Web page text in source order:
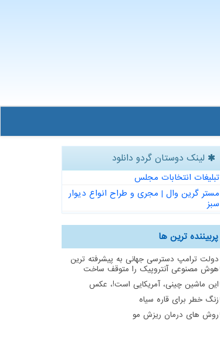
لینک دوستان گردو دانلود
تبلیغات انتخابات مجلس
مستر گرین وال | مجری و طراح انواع دیوار
سبز
پربیننده ترین ها
دولت ترامپ دسترسی جهانی به پیشرفته ترین
هوش مصنوعی آنتروپیک را متوقف ساخت
این ماشین چینی، آمریکایی است!، عکس
زنگ خطر برای قاره سیاه
روش های درمان ریزش مو